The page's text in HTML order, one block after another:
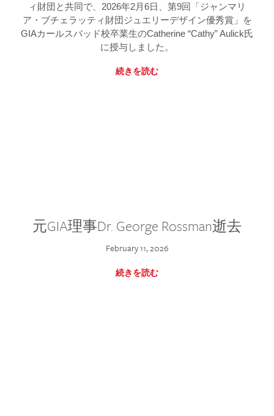
ィ財団と共同で、2026年2月6日、第9回「ジャンマリ
ア・ブチェラッティ財団ジュエリーデザイン優秀賞」を
GIAカールスバッド校卒業生のCatherine “Cathy” Aulick氏
に授与しました。
続きを読む
元GIA理事Dr. George Rossman逝去
February 11, 2026
続きを読む